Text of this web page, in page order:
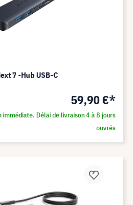
7 -Hub USB-C
59,90 €*
immédiate. Délai de livraison 4 à 8 jours
ouvrés